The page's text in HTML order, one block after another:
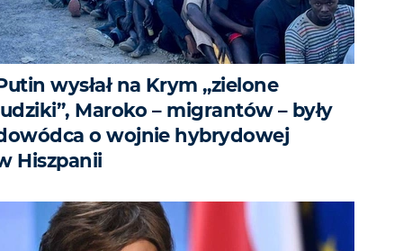
wysłał na Krym „zielone
Maroko – migrantów – były
o wojnie hybrydowej
Hiszpanii